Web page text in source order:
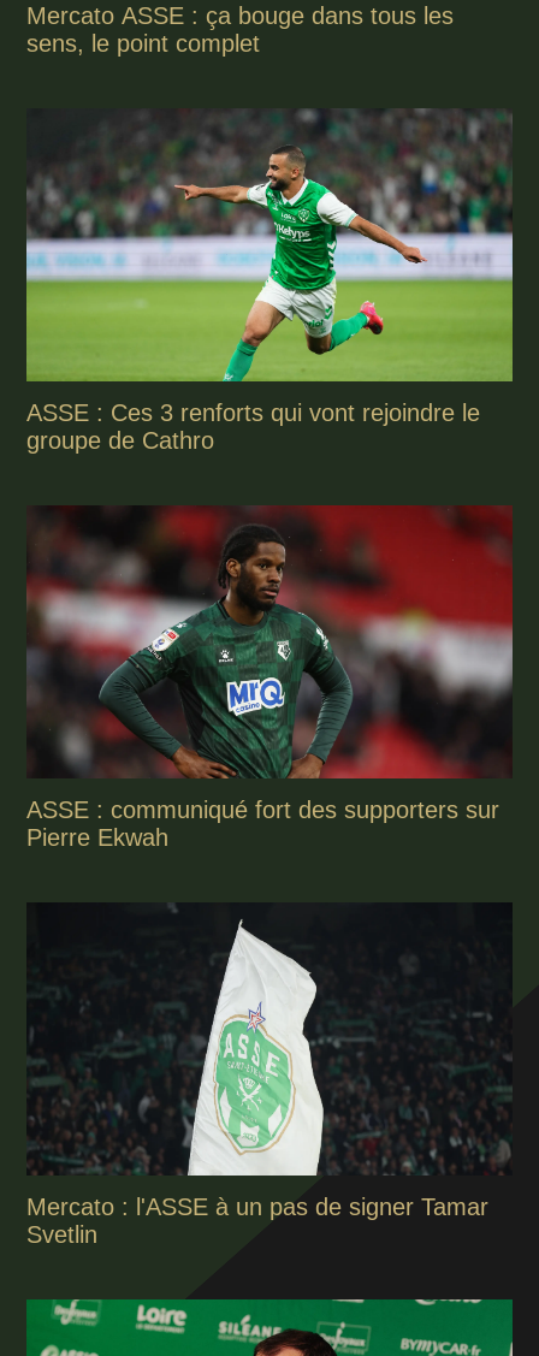
Mercato ASSE : ça bouge dans tous les
sens, le point complet
ASSE : Ces 3 renforts qui vont rejoindre le
groupe de Cathro
ASSE : communiqué fort des supporters sur
Pierre Ekwah
Mercato : l'ASSE à un pas de signer Tamar
Svetlin